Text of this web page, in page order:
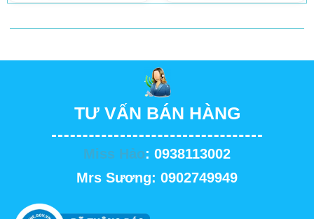
TƯ VẤN BÁN HÀNG
Miss Hảo: 0938113002
Mrs Sương: 0902749949